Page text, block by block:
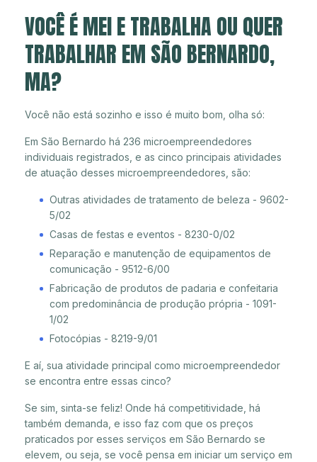
VOCÊ É MEI E TRABALHA OU QUER
TRABALHAR EM SÃO BERNARDO,
MA?
Você não está sozinho e isso é muito bom, olha só:
Em São Bernardo há 236 microempreendedores
individuais registrados, e as cinco principais atividades
de atuação desses microempreendedores, são:
Outras atividades de tratamento de beleza - 9602-
5/02
Casas de festas e eventos - 8230-0/02
Reparação e manutenção de equipamentos de
comunicação - 9512-6/00
Fabricação de produtos de padaria e confeitaria
com predominância de produção própria - 1091-
1/02
Fotocópias - 8219-9/01
E aí, sua atividade principal como microempreendedor
se encontra entre essas cinco?
Se sim, sinta-se feliz! Onde há competitividade, há
também demanda, e isso faz com que os preços
praticados por esses serviços em São Bernardo se
elevem, ou seja, se você pensa em iniciar um serviço em